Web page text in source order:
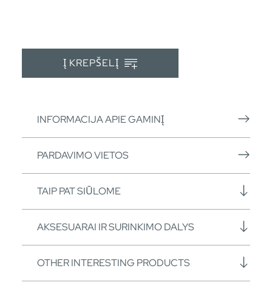
Į KREPŠELĮ
INFORMACIJA APIE GAMINĮ
PARDAVIMO VIETOS
TAIP PAT SIŪLOME
AKSESUARAI IR SURINKIMO DALYS
OTHER INTERESTING PRODUCTS